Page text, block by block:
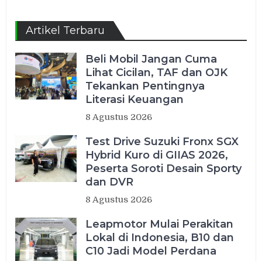
Artikel Terbaru
Beli Mobil Jangan Cuma
Lihat Cicilan, TAF dan OJK
Tekankan Pentingnya
Literasi Keuangan
8 Agustus 2026
Test Drive Suzuki Fronx SGX
Hybrid Kuro di GIIAS 2026,
Peserta Soroti Desain Sporty
dan DVR
8 Agustus 2026
Leapmotor Mulai Perakitan
Lokal di Indonesia, B10 dan
C10 Jadi Model Perdana